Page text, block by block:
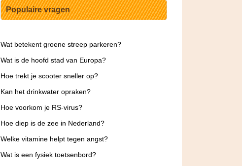
Populaire vragen
Wat betekent groene streep parkeren?
Wat is de hoofd stad van Europa?
Hoe trekt je scooter sneller op?
Kan het drinkwater opraken?
Hoe voorkom je RS-virus?
Hoe diep is de zee in Nederland?
Welke vitamine helpt tegen angst?
Wat is een fysiek toetsenbord?